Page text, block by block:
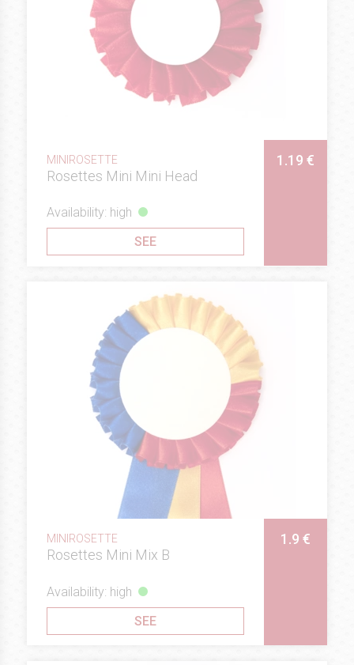
MINIROSETTE
Rosettes Mini Mini Head
1.19 €
Availability: high
SEE
MINIROSETTE
Rosettes Mini Mix B
1.9 €
Availability: high
SEE